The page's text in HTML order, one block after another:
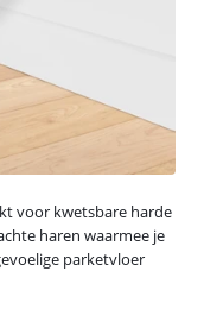
voor kwetsbare harde
haren waarmee je
parketvloer